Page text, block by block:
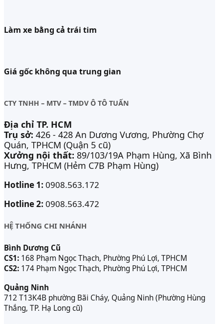
Làm xe bằng cả trái tim
Giá gốc không qua trung gian
CTY TNHH – MTV – TMDV Ô TÔ TUẤN
Địa chỉ TP. HCM
Trụ sở: 426 - 428 An Dương Vương, Phường Chợ
Quán, TPHCM (Quận 5 cũ)
Xưởng nội thất: 89/103/19A Phạm Hùng, Xã Bình
Hưng, TPHCM (Hẻm C7B Phạm Hùng)
Hotline 1: 0908.563.172
Hotline 2: 0908.563.472
HỆ THỐNG CHI NHÁNH
Bình Dương Cũ
CS1: 168 Phạm Ngọc Thạch, Phường Phú Lợi, TPHCM
CS2: 174 Phạm Ngọc Thạch, Phường Phú Lợi, TPHCM
Quảng Ninh
712 T13K4B phường Bãi Cháy, Quảng Ninh (Phường Hùng
Thắng, TP. Hạ Long cũ)